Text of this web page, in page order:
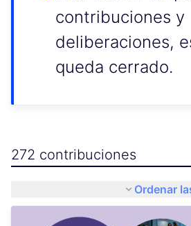
contribuciones y
deliberaciones,
queda cerrado.
272 contribuciones
Ordenar